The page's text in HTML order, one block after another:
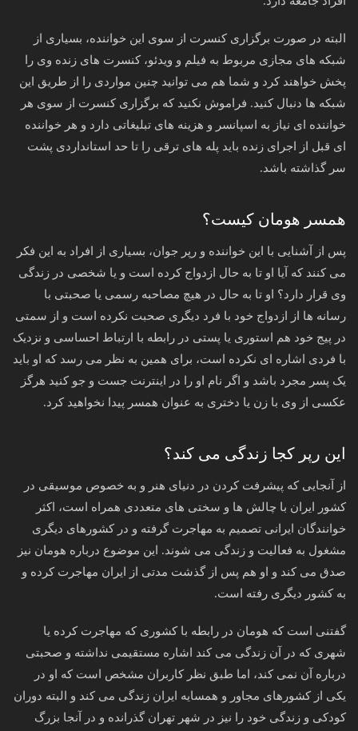
البته در صورت برگزاری کنسرت از سوی این خواننده، بسیاری از
شبکه های مجازی مربوط به فیلم و ویدئو، کنسرت های زنده وی را
پخش خواهند کرد و شما هم می توانید چنین مواردی را از طریق این
شبکه ها دنبال کنید. فراموش نکنید که برگزاری کنسرت از سوی هر
خواننده ای نیاز به اسپانسر و هزینه های تبلیغاتی دارد و هر خواننده
ای قبل از اجرای زنده باید پله های ترقی را تا حد استانداردی پشت
سر گذاشته باشد.
همسر هومان کیست؟
پس از آشنایی با این خواننده و رپر جوان، بسیاری از افراد به این فکر
می کنند که آیا او تا به حال ازدواج کرده است و یا شخصی در زندگی
وی قرار دارد؟ او تا به حال در هیچ مصاحبه رسمی یا صحبتی با
رسانه ها از ازدواج خود با فرد دیگری صحبت نکرده است و از سمتی
در پیج خود هم استوری یا پستی در رابطه با ارتباط احساسی و نزدیک
با فردی اشاره ای نکرده است، برای همین به نظر می رسد که او باید
یک پسر مجرد باشد و اگر نام او را در اینترنت جست و جو کنید هرگز
عکسی از وی با زن یا دختری به عنوان همسر پیدا نخواهید کرد.
این رپر کجا زندگی می کند؟
از آنجایی که پیشرفت کردن در دنیای هنر و به خصوص موسیقی در
کشور ایران با چالش ها و سختی های متعددی همراه است، اکثر
خوانندگان ایرانی تصمیم به مهاجرت گرفته و در کشورهای دیگری
مشغول به فعالیت و زندگی می شوند. این موضوع درباره هومان نیز
صدق می کند و او هم پس از گذشت مدتی از ایران مهاجرت کرده و
به کشور دیگری رفته است.
گفتنی است که هومان در رابطه با کشوری که مهاجرت کرده یا
شهری که در آن زندگی می کند اشاره مستقیمی نداشته و صحبتی
درباره آن نمی کند، اما طبق نظر کاربران مشخص است که او در
یکی از کشورهای مجاور و همسایه ایران زندگی می کند و البته دوران
کودکی و زندگی خود را نیز در شهر تهران گذرانده و در آنجا بزرگ